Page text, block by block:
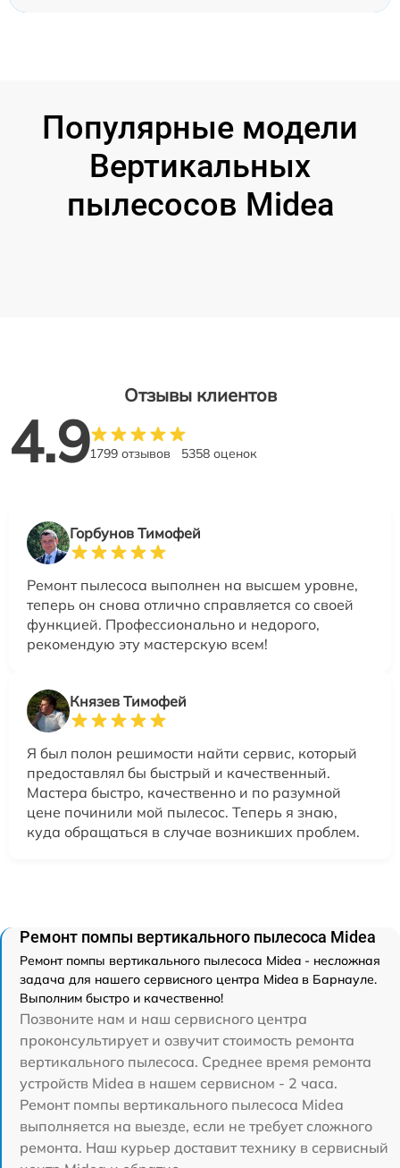
Популярные модели
Вертикальных
пылесосов Midea
Отзывы клиентов
4.91799 отзывов 5358 оценок
Горбунов Тимофей
Ремонт пылесоса выполнен на высшем уровне,
теперь он снова отлично справляется со своей
функцией. Профессионально и недорого,
рекомендую эту мастерскую всем!
Князев Тимофей
Я был полон решимости найти сервис, который
предоставлял бы быстрый и качественный.
Мастера быстро, качественно и по разумной
цене починили мой пылесос. Теперь я знаю,
куда обращаться в случае возникших проблем.
Ремонт помпы вертикального пылесоса Midea
Ремонт помпы вертикального пылесоса Midea - несложная
задача для нашего сервисного центра Midea в Барнауле.
Выполним быстро и качественно!
Позвоните нам и наш сервисного центра
проконсультирует и озвучит стоимость ремонта
вертикального пылесоса. Среднее время ремонта
устройств Midea в нашем сервисном - 2 часа.
Ремонт помпы вертикального пылесоса Midea
выполняется на выезде, если не требует сложного
ремонта. Наш курьер доставит технику в сервисный